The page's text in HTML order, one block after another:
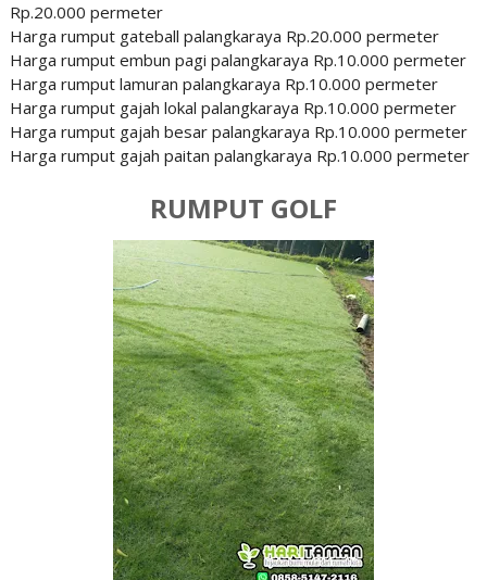
Rp.20.000 permeter
Harga rumput gateball palangkaraya Rp.20.000 permeter
Harga rumput embun pagi palangkaraya Rp.10.000 permeter
Harga rumput lamuran palangkaraya Rp.10.000 permeter
Harga rumput gajah lokal palangkaraya Rp.10.000 permeter
Harga rumput gajah besar palangkaraya Rp.10.000 permeter
Harga rumput gajah paitan palangkaraya Rp.10.000 permeter
RUMPUT GOLF